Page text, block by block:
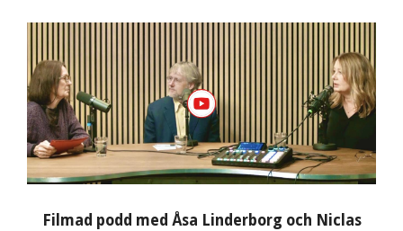
Filmad podd med Åsa Linderborg och Niclas